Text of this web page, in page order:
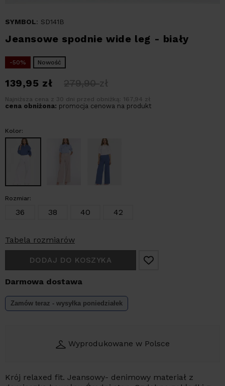
SYMBOL: SD141B
Jeansowe spodnie wide leg - biały
-50% Nowość
139,95 zł 279,90zł
Najniższa cena z 30 dni przed obniżką: 167,94 zł
cena obniżona: promocja cenowa na produkt
Kolor:
Rozmiar:
36 38 40 42
Tabela rozmiarów
DODAJ DO KOSZYKA
Darmowa dostawa
Zamów teraz - wysyłka poniedziałek
Wyprodukowane w Polsce
Krój relaxed fit. Jeansowy- denimowy materiał z